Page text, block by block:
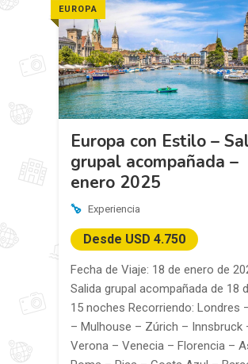
EUROPA
Europa con Estilo –
grupal acompañada –
enero 2025
Experiencia
Desde USD 4.750
Fecha de Viaje: 18 de enero de
Salida grupal acompañada de 18
15 noches Recorriendo: Londres
– Mulhouse – Zúrich – Innsbruck
Verona – Venecia – Florencia –